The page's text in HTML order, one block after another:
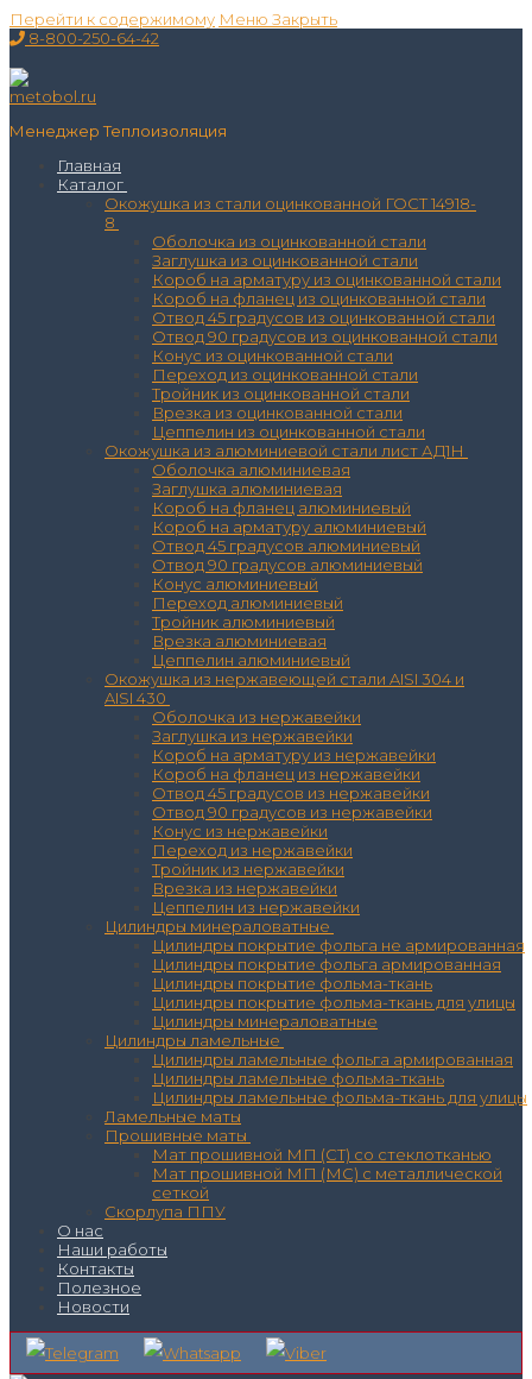
Перейти к содержимому Меню Закрыть
8-800-250-64-42
Менеджер Теплоизоляция
Главная
Каталог
Окожушка из стали оцинкованной ГОСТ 14918-
8
Оболочка из оцинкованной стали
Заглушка из оцинкованной стали
Короб на арматуру из оцинкованной стали
Короб на фланец из оцинкованной стали
Отвод 45 градусов из оцинкованной стали
Отвод 90 градусов из оцинкованной стали
Конус из оцинкованной стали
Переход из оцинкованной стали
Тройник из оцинкованной стали
Врезка из оцинкованной стали
Цеппелин из оцинкованной стали
Окожушка из алюминиевой стали лист АД1Н
Оболочка алюминиевая
Заглушка алюминиевая
Короб на фланец алюминиевый
Короб на арматуру алюминиевый
Отвод 45 градусов алюминиевый
Отвод 90 градусов алюминиевый
Конус алюминиевый
Переход алюминиевый
Тройник алюминиевый
Врезка алюминиевая
Цеппелин алюминиевый
Окожушка из нержавеющей стали AISI 304 и
AISI 430
Оболочка из нержавейки
Заглушка из нержавейки
Короб на арматуру из нержавейки
Короб на фланец из нержавейки
Отвод 45 градусов из нержавейки
Отвод 90 градусов из нержавейки
Конус из нержавейки
Переход из нержавейки
Тройник из нержавейки
Врезка из нержавейки
Цеппелин из нержавейки
Цилиндры минераловатные
Цилиндры покрытие фольга не армированная
Цилиндры покрытие фольга армированная
Цилиндры покрытие фольма-ткань
Цилиндры покрытие фольма-ткань для улицы
Цилиндры минераловатные
Цилиндры ламельные
Цилиндры ламельные фольга армированная
Цилиндры ламельные фольма-ткань
Цилиндры ламельные фольма-ткань для улицы
Ламельные маты
Прошивные маты
Мат прошивной МП (СТ) со стеклотканью
Мат прошивной МП (МС) с металлической
сеткой
Скорлупа ППУ
О нас
Наши работы
Контакты
Полезное
Новости